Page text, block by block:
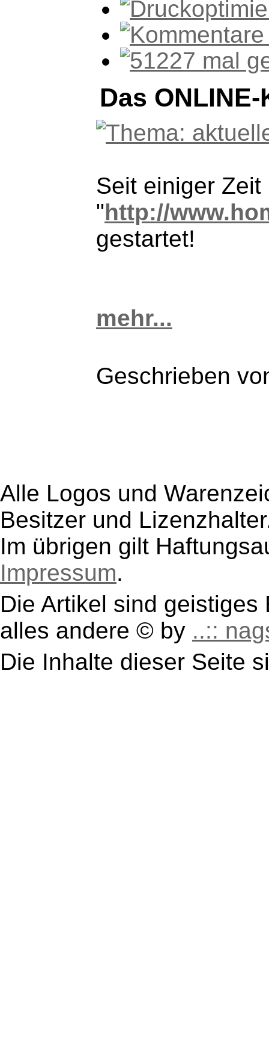
Das
Seit einiger
"http://
gestartet!
mehr...
Geschrieben
Alle Logos und
Besitzer und
Im übrigen gilt
Impressum.
Die Artikel sind
alles andere © by ..::
Die Inhalte dieser Seite